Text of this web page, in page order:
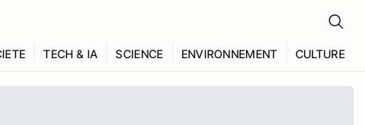
TECH & IA SCIENCE ENVIRONNEMENT CULTURE